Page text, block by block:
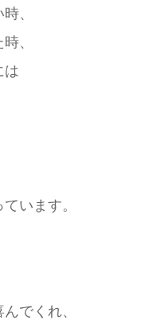
、
、
は
います。
でくれ、